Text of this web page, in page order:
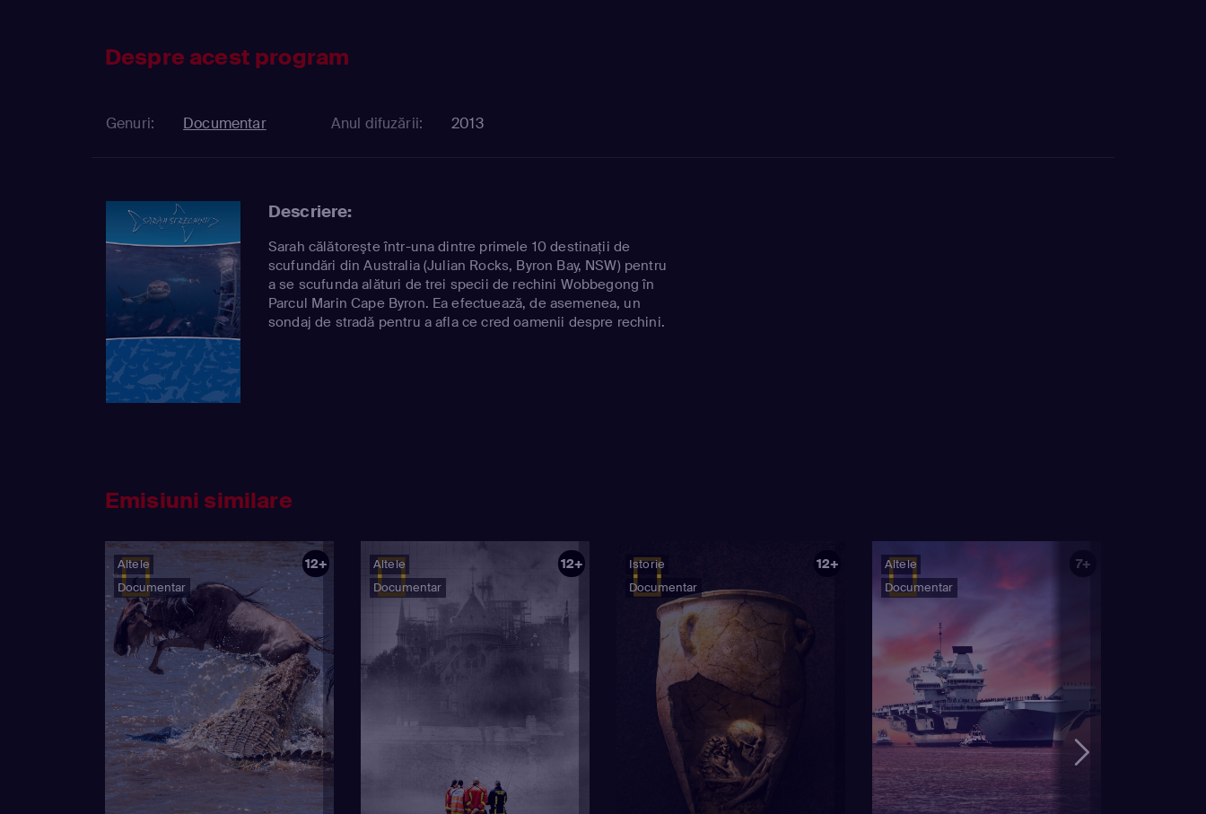
Despre acest program
Genuri: Documentar Anul difuzării: 2013
Descriere:
Sarah călătoreşte într-una dintre primele 10 destinaţii de
scufundări din Australia (Julian Rocks, Byron Bay, NSW) pentru
a se scufunda alături de trei specii de rechini Wobbegong în
Parcul Marin Cape Byron. Ea efectuează, de asemenea, un
sondaj de stradă pentru a afla ce cred oamenii despre rechini.
Emisiuni similare
Altele
Documentar
12+
Altele
Documentar
12+
Istorie
Documentar
12+
Altele
Documentar
7+